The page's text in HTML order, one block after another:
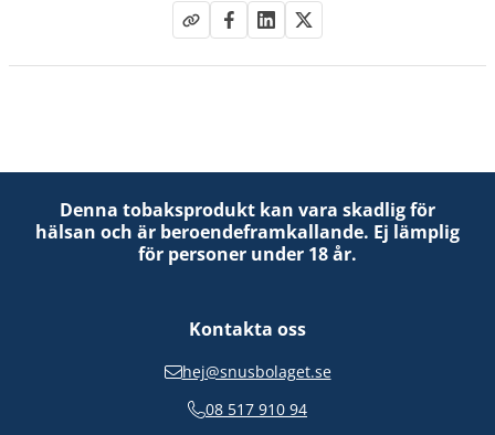
Denna tobaksprodukt kan vara skadlig för
hälsan och är beroendeframkallande. Ej lämplig
för personer under 18 år.
Kontakta oss
hej@snusbolaget.se
08 517 910 94